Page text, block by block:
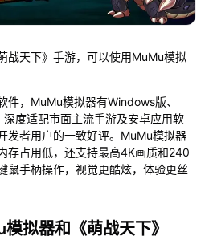
战天下》手游，可以使用MuMu模拟
件，MuMu模拟器有Windows版、
度适配市面主流手游及安卓应用软
发者用户的一致好评。MuMu模拟器
存占用低，还支持最高4K画质和240
鼠手柄操作，视觉更酷炫，体验更丝
拟器和《萌战天下》